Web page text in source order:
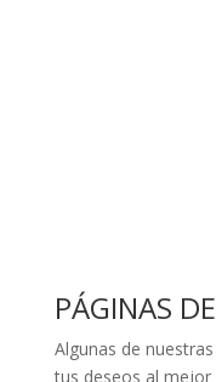
PÁGINAS
Algunas de
tus deseos al mejor